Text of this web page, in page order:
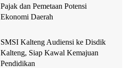
Pajak dan Pemetaan Potensi
Ekonomi Daerah
SMSI Kalteng Audiensi ke Disdik
Kalteng, Siap Kawal Kemajuan
Pendidikan